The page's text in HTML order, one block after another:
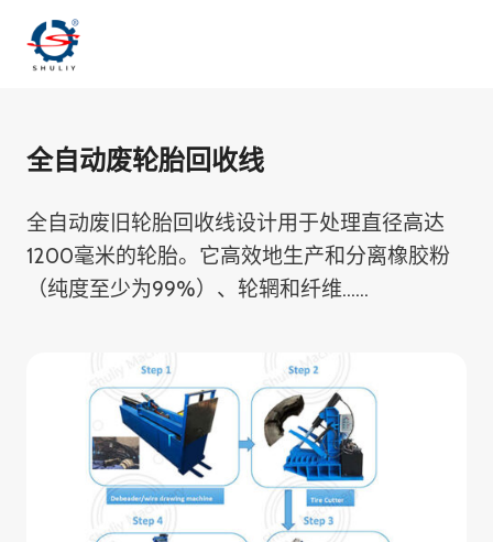
全自动废轮胎回收线
全自动废旧轮胎回收线设计用于处理直径高达
1200毫米的轮胎。它高效地生产和分离橡胶粉
（纯度至少为99%）、轮辋和纤维……